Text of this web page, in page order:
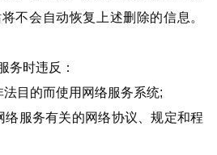
不会自动恢复上述删除的信息。
务时违反：
法目的而使用网络服务系统;
络服务有关的网络协议、规定和程